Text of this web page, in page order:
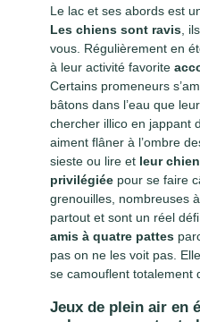
Le lac et ses abords est
Les chiens sont ravis ,
vous. Régulièrement en
à leur activité favorite
Certains promeneurs
bâtons dans l’eau que leur
chercher illico en jappant
aiment flâner à l’ombre
sieste ou lire et leur
privilégiée pour se faire
grenouilles, nombreuses
partout et sont un réel
amis à quatre pattes
pas on ne les voit pas.
se camouflent totalement
Jeux de plein air en